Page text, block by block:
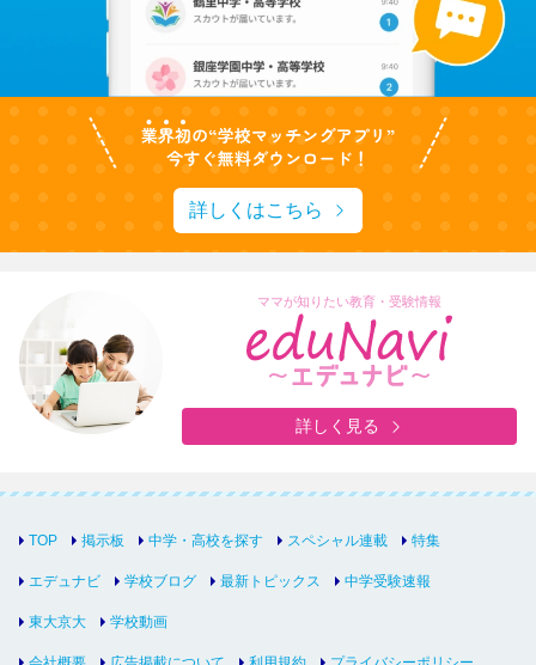
詳しくはこちら
ママが知りたい教育・受験情報
詳しく見る
TOP 掲示板 中学・高校を探す スペシャル連載 特集
エデュナビ 学校ブログ 最新トピックス 中学受験速報
東大京大 学校動画